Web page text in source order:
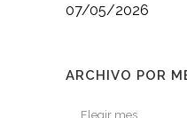
07/05/2026
ARCHIVO POR
Archivo